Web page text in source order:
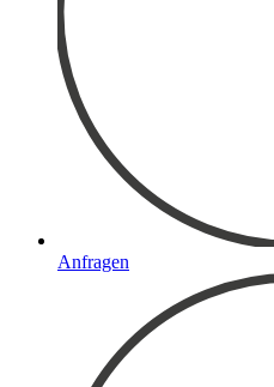
Anfragen